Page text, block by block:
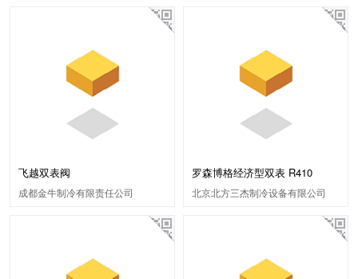
飞越双表阀
成都金牛制冷有限责任公司
罗森博格经济型双表 R410
北京北方三杰制冷设备有限公司